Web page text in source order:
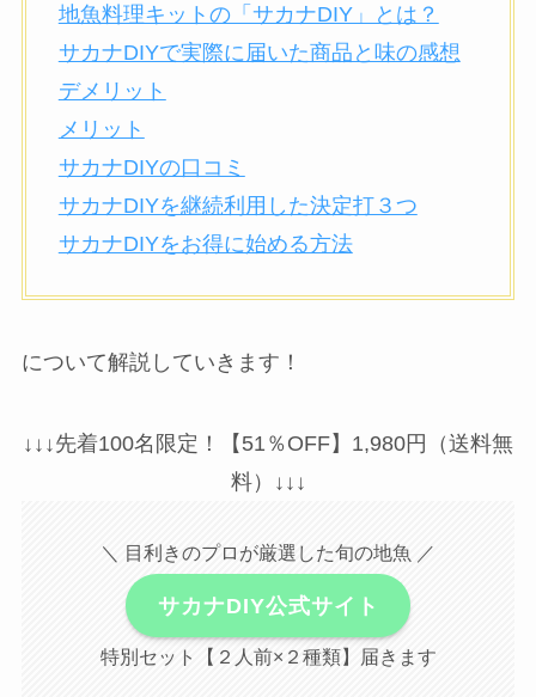
地魚料理キットの「サカナDIY」とは？
サカナDIYで実際に届いた商品と味の感想
デメリット
メリット
サカナDIYの口コミ
サカナDIYを継続利用した決定打３つ
サカナDIYをお得に始める方法
について解説していきます！
↓↓↓先着100名限定！【51％OFF】1,980円（送料無
料）↓↓↓
＼ 目利きのプロが厳選した旬の地魚 ／
サカナDIY公式サイト
特別セット【２人前×２種類】届きます